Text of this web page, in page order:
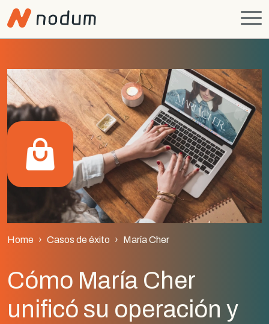
Home Casos de éxito María Cher
Cómo María Cher
unificó su operación y